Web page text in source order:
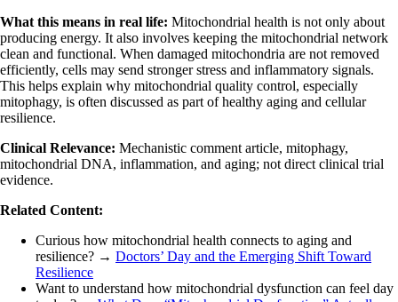
What this means in real life: Mitochondrial health is not only about
producing energy. It also involves keeping the mitochondrial network
clean and functional. When damaged mitochondria are not removed
efficiently, cells may send stronger stress and inflammatory signals.
This helps explain why mitochondrial quality control, especially
mitophagy, is often discussed as part of healthy aging and cellular
resilience.
Clinical Relevance: Mechanistic comment article, mitophagy,
mitochondrial DNA, inflammation, and aging; not direct clinical trial
evidence.
Related Content:
Curious how mitochondrial health connects to aging and
resilience? → Doctors’ Day and the Emerging Shift Toward
Resilience
Want to understand how mitochondrial dysfunction can feel day